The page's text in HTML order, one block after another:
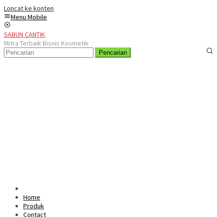
Loncat ke konten
Menu Mobile
SABUN CANTIK
Mitra Terbaik Bisnis Kosmetik
Pencarian
Home
Produk
Contact